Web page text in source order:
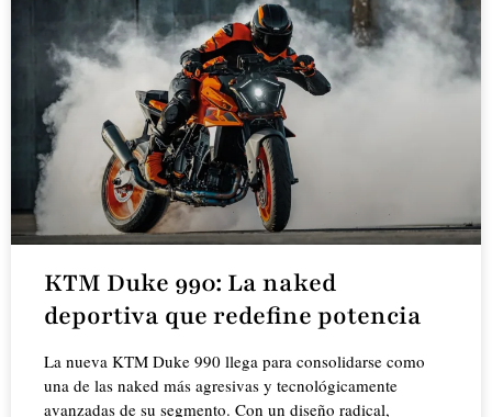
KTM Duke 990: La naked
deportiva que redefine potencia
La nueva KTM Duke 990 llega para consolidarse como
una de las naked más agresivas y tecnológicamente
avanzadas de su segmento. Con un diseño radical,